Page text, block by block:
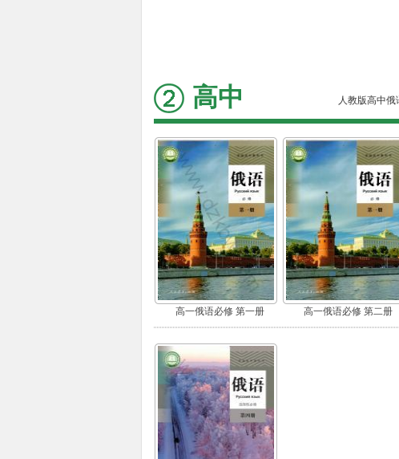
高中 人教版高中
高一俄语必修 第一册 高一俄语必修 第二册